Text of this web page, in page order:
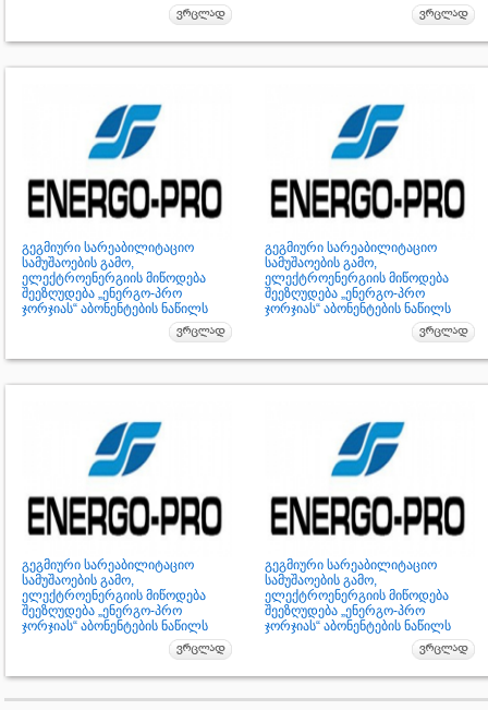
გეგმიური სარეაბილიტაციო
სამუშაოების გამო,
ელექტროენერგიის მიწოდება
შეეზღუდება „ენერგო-პრო
ჯორჯიას“ აბონენტების ნაწილს
გეგმიური სარეაბილიტაციო
სამუშაოების გამო,
ელექტროენერგიის მიწოდება
შეეზღუდება „ენერგო-პრო
ჯორჯიას“ აბონენტების ნაწილს
გეგმიური სარეაბილიტაციო
სამუშაოების გამო,
ელექტროენერგიის მიწოდება
შეეზღუდება „ენერგო-პრო
ჯორჯიას“ აბონენტების ნაწილს
გეგმიური სარეაბილიტაციო
სამუშაოების გამო,
ელექტროენერგიის მიწოდება
შეეზღუდება „ენერგო-პრო
ჯორჯიას“ აბონენტების ნაწილს